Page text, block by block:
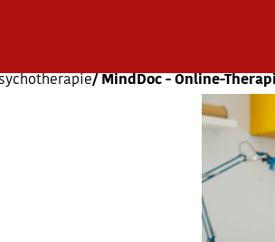
MindDoc - Online-